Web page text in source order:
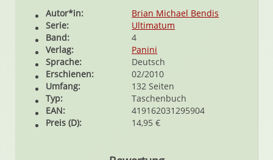
Autor*in:
Brian Michael Bendis
Serie:
Ultimatum
Band:
4
Verlag:
Panini
Sprache:
Deutsch
Erschienen:
02/2010
Umfang:
132 Seiten
Typ:
Taschenbuch
EAN:
419162031295904
Preis (D):
14,95 €